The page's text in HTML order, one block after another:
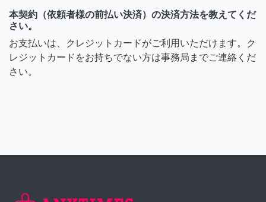
本契約（依頼者様の前払い決済）の決済方法を教えてくだ
さい。
お支払いは、クレジットカードがご利用いただけます。ク
レジットカードをお持ちでない方は事務局までご連絡くだ
さい。